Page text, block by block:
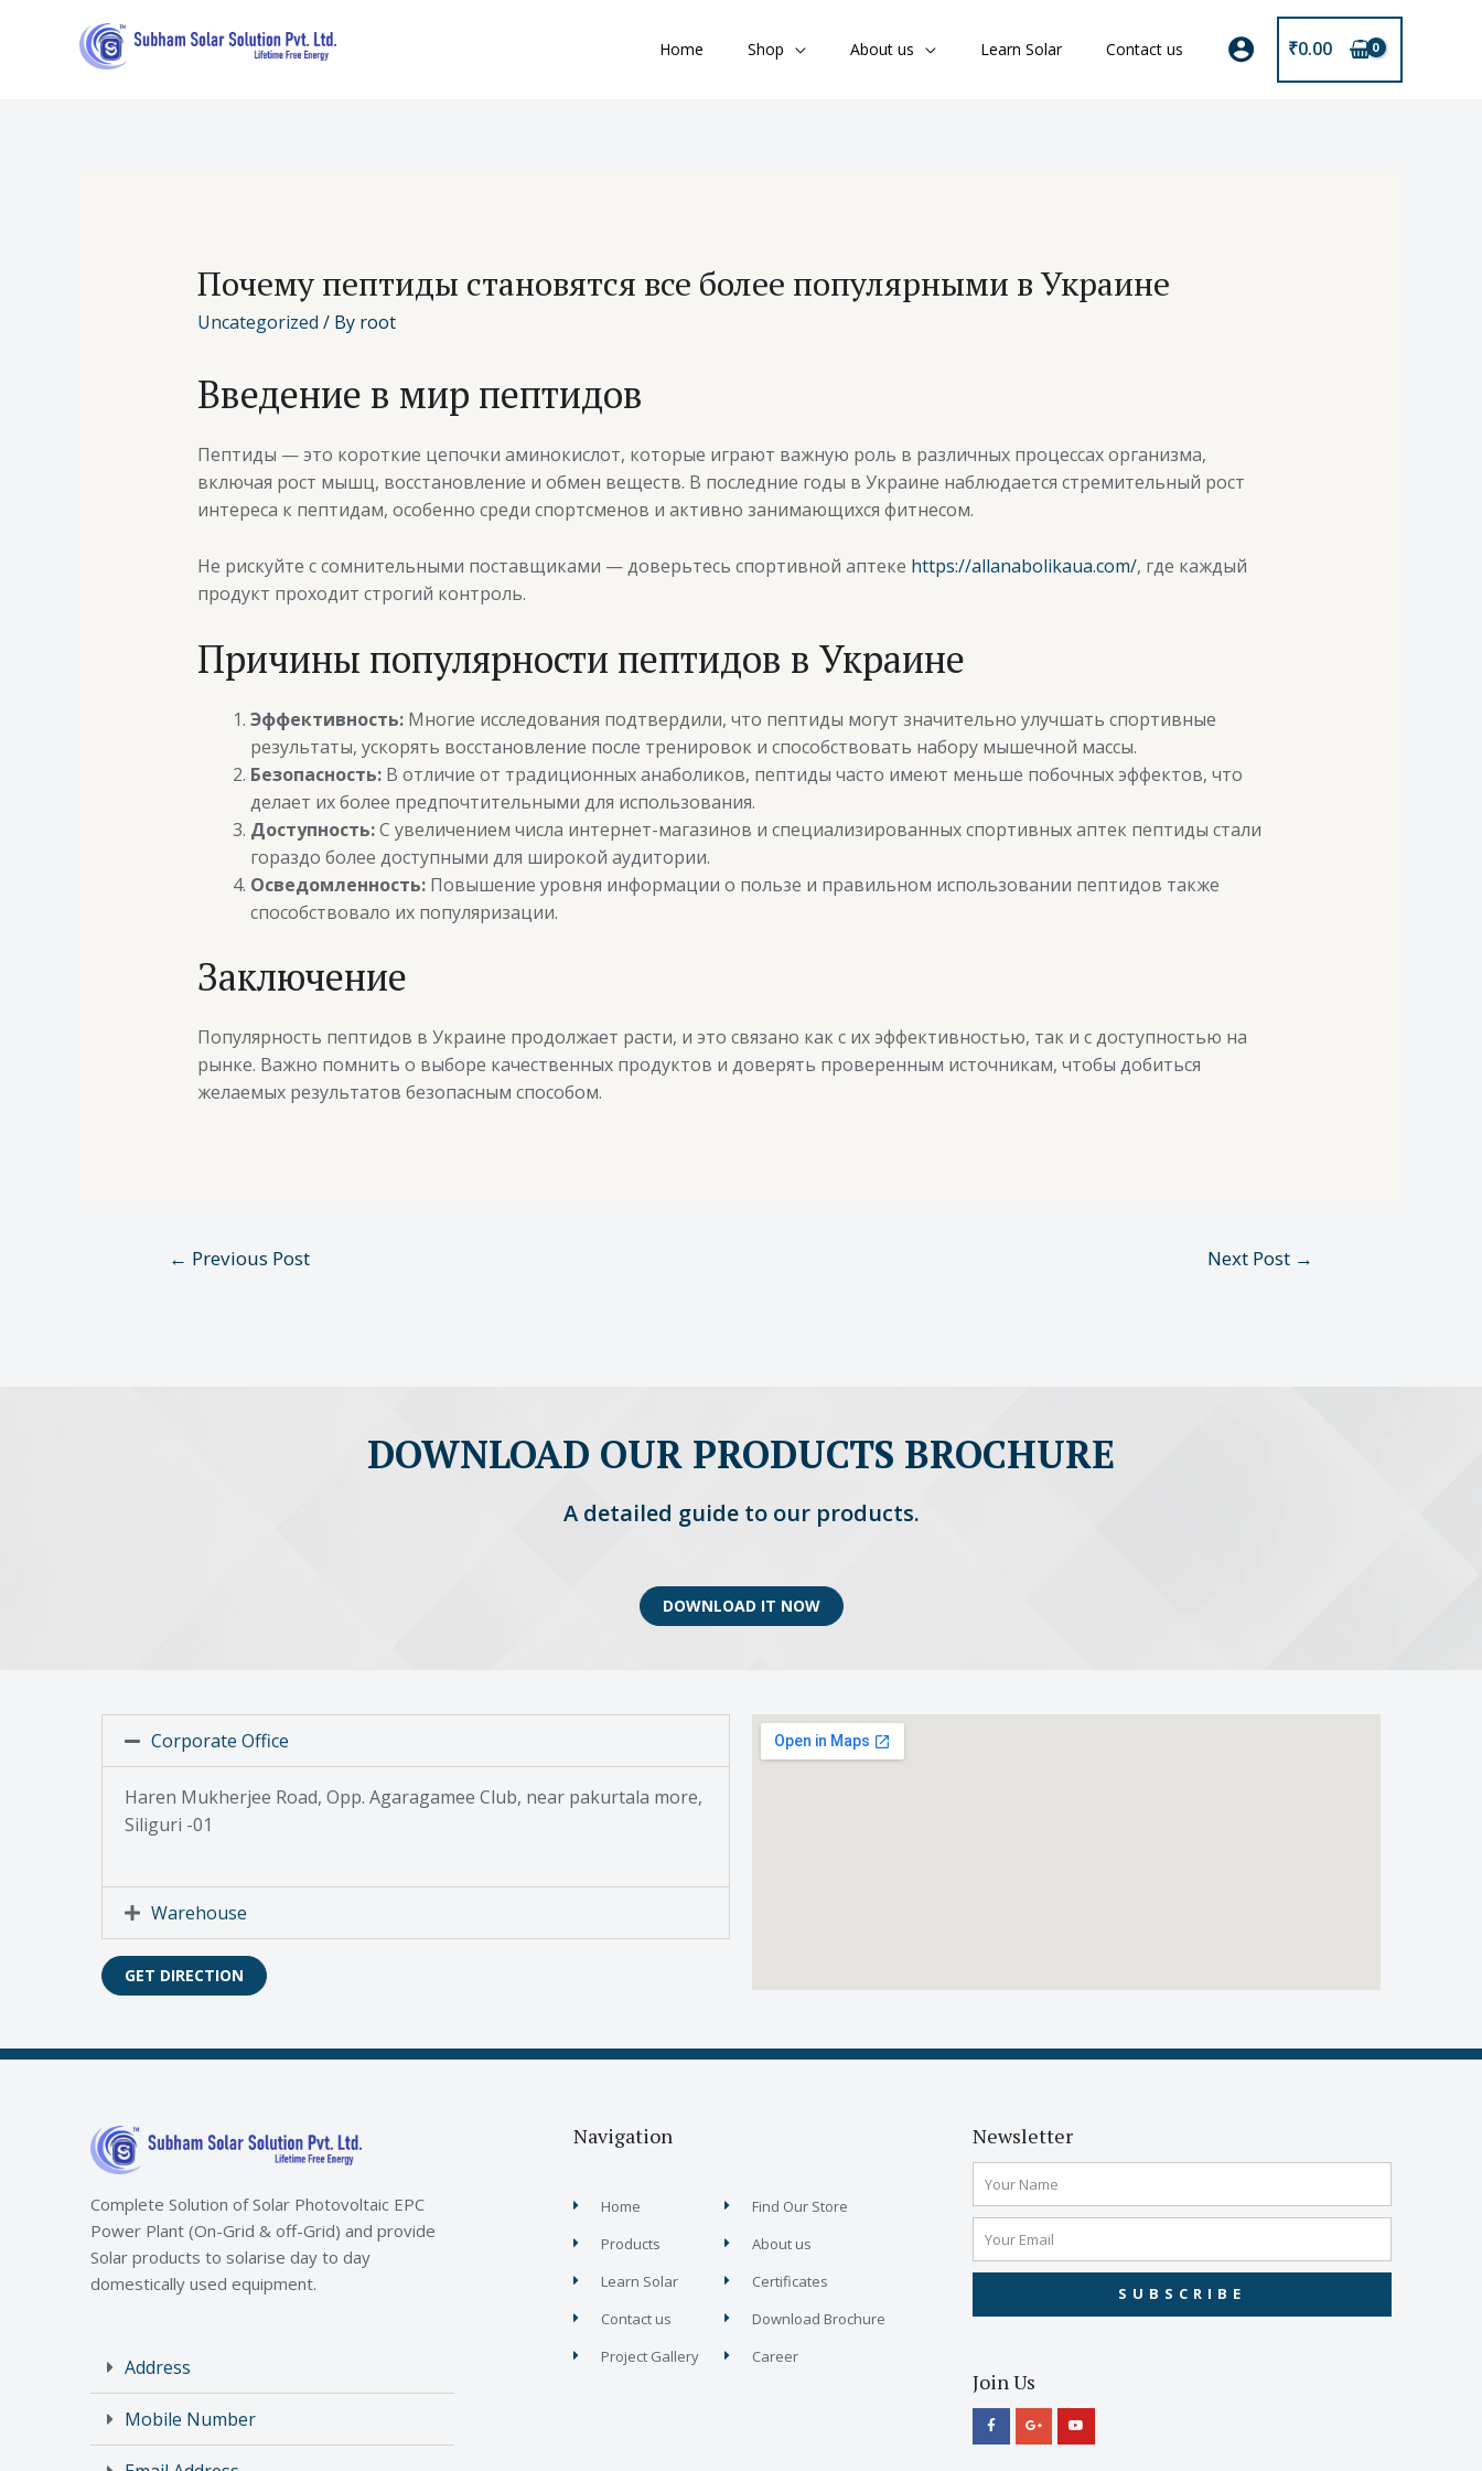
Home Shop About us Learn Solar Contact us ₹0.00
Почему пептиды становятся все более популярными в Украине
Uncategorized / By root
Введение в мир пептидов
Пептиды — это короткие цепочки аминокислот, которые играют важную роль в различных процессах организма,
включая рост мышц, восстановление и обмен веществ. В последние годы в Украине наблюдается стремительный рост
интереса к пептидам, особенно среди спортсменов и активно занимающихся фитнесом.
Не рискуйте с сомнительными поставщиками — доверьтесь спортивной аптеке https://allanabolikaua.com/, где каждый
продукт проходит строгий контроль.
Причины популярности пептидов в Украине
Эффективность:Многие исследования подтвердили, что пептиды могут значительно улучшать спортивные
результаты, ускорять восстановление после тренировок и способствовать набору мышечной массы.
Безопасность:В отличие от традиционных анаболиков, пептиды часто имеют меньше побочных эффектов, что
делает их более предпочтительными для использования.
Доступность:С увеличением числа интернет-магазинов и специализированных спортивных аптек пептиды стали
гораздо более доступными для широкой аудитории.
Осведомленность:Повышение уровня информации о пользе и правильном использовании пептидов также
способствовало их популяризации.
Заключение
Популярность пептидов в Украине продолжает расти, и это связано как с их эффективностью, так и с доступностью на
рынке. Важно помнить о выборе качественных продуктов и доверять проверенным источникам, чтобы добиться
желаемых результатов безопасным способом.
← Previous Post Next Post →
DOWNLOAD OUR PRODUCTS BROCHURE
A detailed guide to our products.
DOWNLOAD IT NOW
Corporate Office
Haren Mukherjee Road, Opp. Agaragamee Club, near pakurtala more,
Siliguri -01
Warehouse
GET DIRECTION
Complete Solution of Solar Photovoltaic EPC
Power Plant (On-Grid & off-Grid) and provide
Solar products to solarise day to day
domestically used equipment.
Address
Mobile Number
Navigation
Home
Products
Learn Solar
Contact us
Project Gallery
Find Our Store
About us
Certificates
Download Brochure
Career
Newsletter
SUBSCRIBE
Join Us